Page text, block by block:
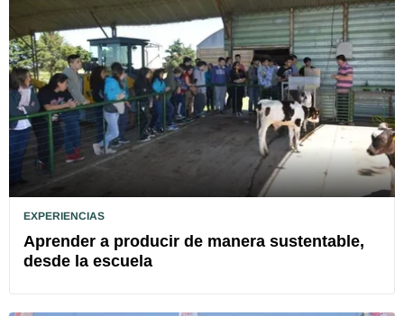
EXPERIENCIAS
Aprender a producir de manera sustentable,
desde la escuela